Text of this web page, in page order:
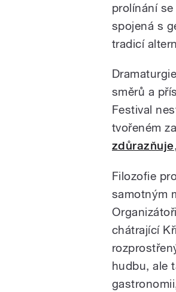
prolínání
spojená s
tradicí
směrů a
Festival
tvořeném
zdůrazňuje
Filozofie
samotným
chátrající
hudbu, ale